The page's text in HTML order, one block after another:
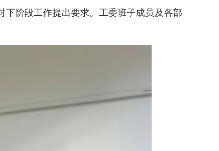
阶段工作提出要求。工委班子成员及各部